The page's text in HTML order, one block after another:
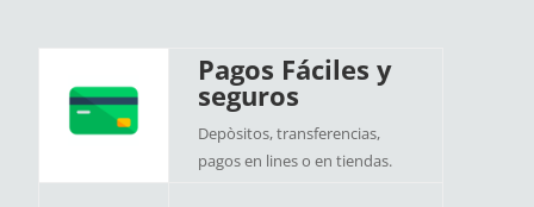
Pagos Fáciles y
seguros
Depòsitos, transferencias,
pagos en lines o en tiendas.